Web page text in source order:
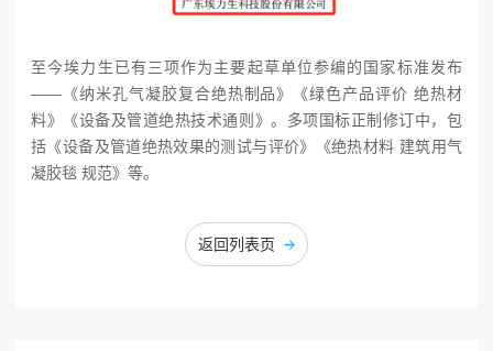
至今埃力生已有三项作为主要起草单位参编的国家标准发布
——《纳米孔气凝胶复合绝热制品》《绿色产品评价 绝热材
料》《设备及管道绝热技术通则》。多项国标正制修订中，包
括《设备及管道绝热效果的测试与评价》《绝热材料 建筑用气
凝胶毯 规范》等。
返回列表页